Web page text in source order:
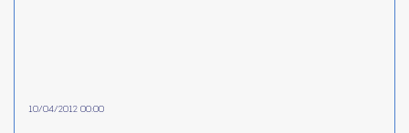
10/04/2012 00:00